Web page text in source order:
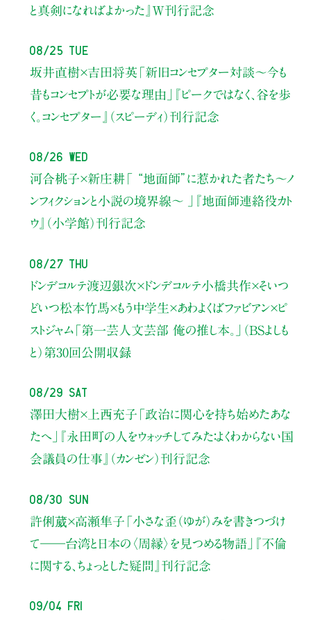
と真剣になればよかった』W刊行記念
08/25 Tue
坂井直樹×吉田将英「新旧コンセプター対談～今も
昔もコンセプトが必要な理由」
『ピークではなく、谷を歩
く。コンセプター』（スピーディ）刊行記念
08/26 Wed
河合桃子×新庄耕「 “地面師”に惹かれた者たち〜ノ
ンフィクションと小説の境界線〜 」
『地面師連絡役カト
ウ』（小学館）刊行記念
08/27 Thu
ドンデコルテ渡辺銀次×ドンデコルテ小橋共作×そいつ
どいつ松本竹馬×もう中学生×あわよくばファビアン×ピ
ストジャム「第一芸人文芸部 俺の推し本。」（BSよしも
と） 第30回公開収録
08/29 Sat
澤田大樹×上西充子 「政治に関心を持ち始めたあな
たへ」
『永田町の人をウォッチしてみた：よくわからない国
会議員の仕事』（カンゼン）刊行記念
08/30 Sun
許俐葳×高瀬隼子 「小さな歪（ゆが）みを書きつづけ
て――台湾と日本の〈周縁〉を見つめる物語」
『不倫
に関する、ちょっとした疑問』刊行記念
09/04 Fri